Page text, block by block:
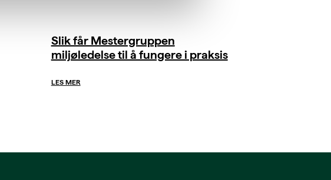
Slik får Mestergruppen
miljøledelse til å fungere i praksis
LES MER